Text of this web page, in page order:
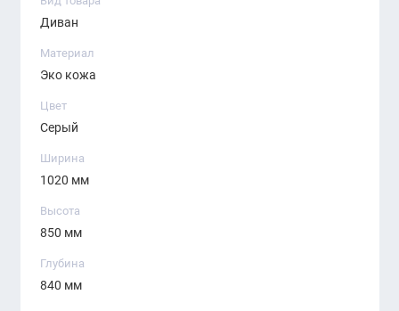
Диван
Материал
Эко кожа
Цвет
Серый
Ширина
1020 мм
Высота
850 мм
Глубина
840 мм